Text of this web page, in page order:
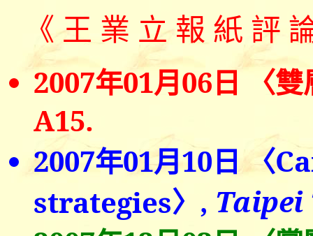
《王 業 立 報 紙 評
2007年01月06日
〈
A15.
2007年01月10日〈
strategies〉 , Taipei